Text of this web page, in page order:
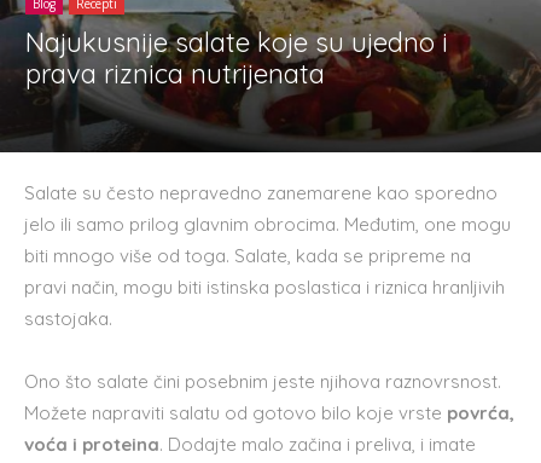
Blog Recepti
Najukusnije salate koje su ujedno i
prava riznica nutrijenata
Salate su često nepravedno zanemarene kao sporedno
jelo ili samo prilog glavnim obrocima. Međutim, one mogu
biti mnogo više od toga. Salate, kada se pripreme na
pravi način, mogu biti istinska poslastica i riznica hranljivih
sastojaka.
Ono što salate čini posebnim jeste njihova raznovrsnost.
Možete napraviti salatu od gotovo bilo koje vrste povrća,
voća i proteina. Dodajte malo začina i preliva, i imate